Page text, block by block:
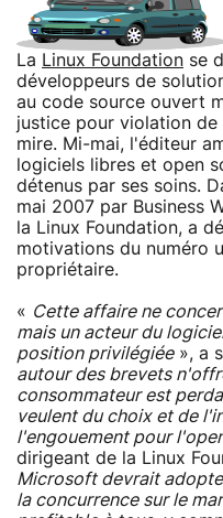
La Linux Foundation se
développeurs de
au code source ouvert
justice pour violation
mire. Mi-mai, l'éditeur
logiciels libres et open
détenus par ses soins.
mai 2007 par Business
la Linux Foundation, a
motivations du numéro
propriétaire.
« Cette affaire ne
mais un acteur du
position privilégiée», a
autour des brevets
consommateur est
veulent du choix et de
l'engouement pour
dirigeant de la Linux
Microsoft devrait
la concurrence sur le